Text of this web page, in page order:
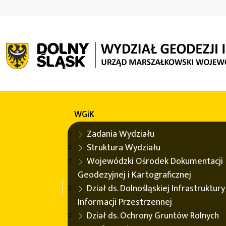
WGiK
Zadania Wydziału
Struktura Wydziału
Wojewódzki Ośrodek Dokumentacji
Geodezyjnej i Kartograficznej
Dział ds. Dolnośląskiej Infrastruktury
Informacji Przestrzennej
Dział ds. Ochrony Gruntów Rolnych
Mapa sozologiczna
Mapa sozologiczna przedstawia stan środowiska
Poziom szczegółowości treści mapy odpowiada skali
Stan aktualności opracowania 1998-2000 rok. W roku